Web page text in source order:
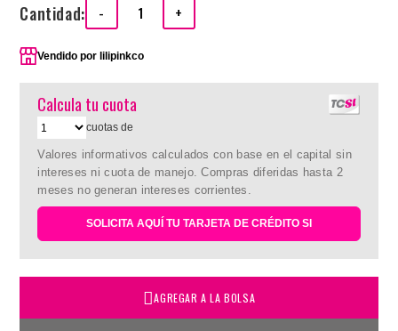
Cantidad: - +
Vendido porlilipinkco
Calcula tu cuota
cuotas de
Valores informativos calculados con base en el capital sin
intereses ni cuota de manejo. Compras diferidas hasta 2
meses no generan intereses corrientes.
SOLICITA AQUÍ TU TARJETA DE CRÉDITO SI
AGREGAR A LA BOLSA